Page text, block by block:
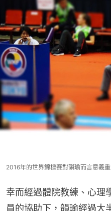
2016年的世界錦標賽對韻瑜而言意義重
幸而經過體院教練、心理
員的協助下，韻瑜經過大